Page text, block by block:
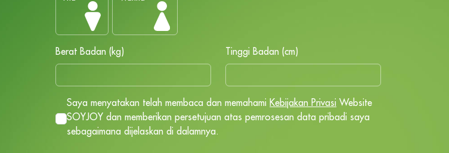
Berat Badan (kg) Tinggi Badan (cm)
Saya menyatakan telah membaca dan memahami Kebijakan Privasi Website
SOYJOY dan memberikan persetujuan atas pemrosesan data pribadi saya
sebagaimana dijelaskan di dalamnya.